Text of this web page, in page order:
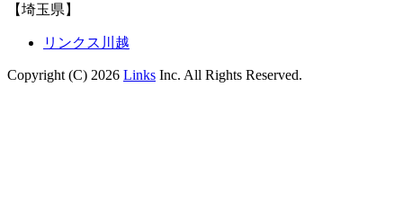
【埼玉県】
リンクス川越
Copyright (C) 2026 Links Inc. All Rights Reserved.